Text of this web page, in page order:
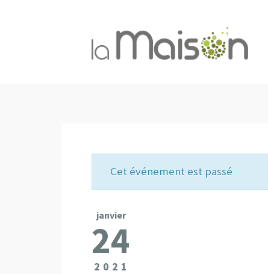
Cet événement est passé
janvier
24
2021